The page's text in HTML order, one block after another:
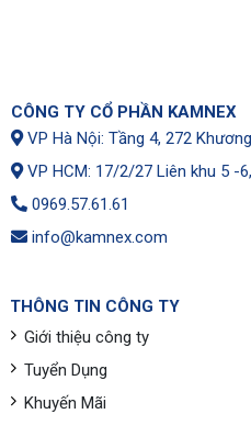
CÔNG TY CỔ PHẦN KAMNEX
VP Hà Nội: Tầng 4, 272
VP HCM: 17/2/27 Liên khu 5 -6,
0969.57.61.61
info@kamnex.com
THÔNG TIN CÔNG TY
Giới thiệu công ty
Tuyển Dụng
Khuyến Mãi